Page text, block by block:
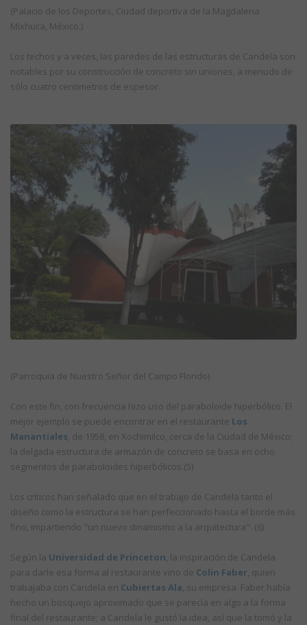
(Palacio de los Deportes, Ciudad deportiva de la Magdalena
Mixhuca, México.)
Los techos y a veces, las paredes de las estructuras de Candela son
notables por su construcción de concreto sin uniones, a menudo de
sólo cuatro centímetros de espesor.
(Parroquia de Nuestro Señor del Campo Florido)
Con este fin, con frecuencia hizo uso del paraboloide hiperbólico. El
mejor ejemplo se puede encontrar en el restaurante Los
Manantiales , de 1958, en Xochimilco, cerca de la Ciudad de México;
la delgada estructura de armazón de concreto se basa en ocho
segmentos de paraboloides hiperbólicos.(5)
Los críticos han señalado que en el trabajo de Candela tanto el
diseño como la estructura se han perfeccionado hasta el borde más
fino, impartiendo "un nuevo dinamismo a la arquitectura". (6)
Según la Universidad de Princeton , la inspiración de Candela
para darle esa forma al restaurante vino de Colin Faber , quien
trabajaba con Candela en Cubiertas Ala , su empresa. Faber había
hecho un bosquejo aproximado que se parecía en algo a la forma
final del restaurante; a Candela le gustó la idea, así que la tomó y la